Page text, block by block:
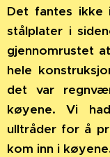
Det fantes ikke
stålplater i
gjennomrustet
hele
det var
køyene. Vi
ulltråder for å
kom inn i